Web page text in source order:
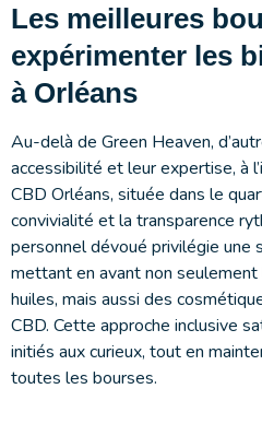
Les meilleures
expérimenter les
à Orléans
Au-delà de Green Heaven,
accessibilité et leur expertise, à
CBD Orléans, située dans le
convivialité et la transparence
personnel dévoué privilégie une
mettant en avant non
huiles, mais aussi des
CBD. Cette approche inclusive
initiés aux curieux, tout en
toutes les bourses.